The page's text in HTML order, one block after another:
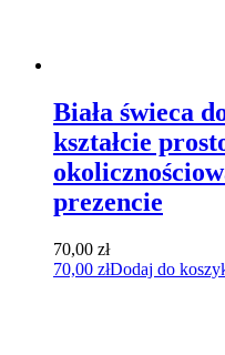
Biała świeca
kształcie
prezencie
70,00 zł
70,00 złDodaj do